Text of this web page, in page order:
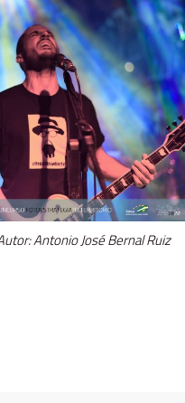
Antonio José Bernal Ruiz